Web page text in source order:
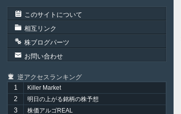
このサイトについて
相互リンク
株ブログパーツ
お問い合わせ
逆アクセスランキング
1
Killer Market
2 明日の上がる銘柄の株予想
3 株価アルゴREAL